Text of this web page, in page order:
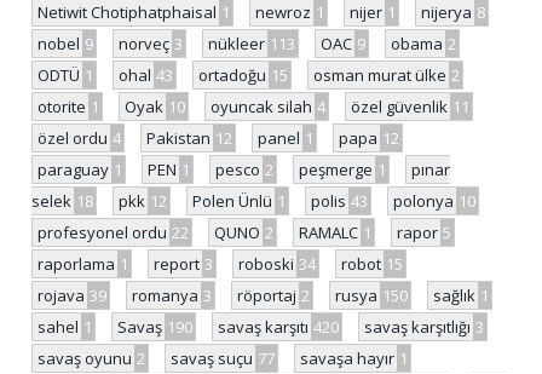
Netiwit Chotiphatphaisal 1 newroz 1 nijer 1 nijerya 8
nobel 9 norveç 3 nükleer 113 OAC 9 obama 2
ODTÜ 1 ohal 43 ortadoğu 15 osman murat ülke 2
otorite 1 Oyak 10 oyuncak silah 4 özel güvenlik 11
özel ordu 4 Pakistan 12 panel 1 papa 12
paraguay 1 PEN 1 pesco 2 peşmerge 1
pınar
selek 18 pkk 12 Polen Ünlü 1 polis 43 polonya 10
profesyonel ordu 22 QUNO 2 RAMALC 1 rapor 5
raporlama 1 report 3 roboski 34 robot 15
rojava 39 romanya 3 röportaj 2 rusya 150 sağlık 1
sahel 1 Savaş 190 savaş karşıtı 420 savaş karşıtlığı 3
savaş oyunu 2 savaş suçu 77 savaşa hayır 1